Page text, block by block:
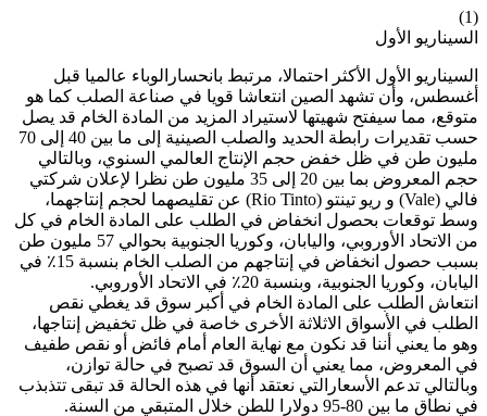
(1)
السيناريو الأول
السيناريو الأول الأكثر احتمالا، مرتبط بانحسارالوباء عالميا قبل
أغسطس، وأن تشهد الصين انتعاشا قويا في صناعة الصلب كما هو
متوقع، مما سيفتح شهيتها لاستيراد المزيد من المادة الخام قد يصل
حسب تقديرات رابطة الحديد والصلب الصينية إلى ما بين 40 إلى 70
مليون طن في ظل خفض حجم الإنتاج العالمي السنوي، وبالتالي
حجم المعروض بما بين 20 إلى 35 مليون طن نظرا لإعلان شركتي
فالي (Vale) و ريو تينتو (Rio Tinto) عن تقليصهما لحجم إنتاجهما،
وسط توقعات بحصول انخفاض في الطلب على المادة الخام في كل
من الاتحاد الأوروبي، واليابان، وكوريا الجنوبية بحوالي 57 مليون طن
بسبب حصول انخفاض في إنتاجهم من الصلب الخام بنسبة 15٪ في
اليابان، وكوريا الجنوبية، وبنسبة 20٪ في الاتحاد الأوروبي.
انتعاش الطلب على المادة الخام في أكبر سوق قد يغطي نقص
الطلب في الأسواق الاثلاثة الأخرى خاصة في ظل تخفيض إنتاجها،
وهو ما يعني أننا قد نكون مع نهاية العام أمام فائض أو نقص طفيف
في المعروض، مما يعني أن السوق قد تصبح في حالة توازن،
وبالتالي تدعم الأسعارالتي نعتقد أنها في هذه الحالة قد تبقى تتذبذب
في نطاق ما بين 80-95 دولارا للطن خلال المتبقي من السنة.